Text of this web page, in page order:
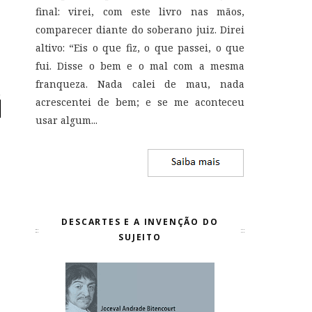
final: virei, com este livro nas mãos,
comparecer diante do soberano juiz. Direi
altivo: “Eis o que fiz, o que passei, o que
fui. Disse o bem e o mal com a mesma
franqueza. Nada calei de mau, nada
acrescentei de bem; e se me aconteceu
usar algum...
DESCARTES E A INVENÇÃO DO
SUJEITO